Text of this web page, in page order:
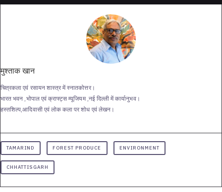
मुश्ताक खान
चित्रकला एवं रसायन शास्त्र में स्नातकोत्तर।
भारत भवन ,भोपाल एवं क्राफ्ट्स म्यूजियम ,नई दिल्ली में कार्यानुभव।
हस्तशिल्प,आदिवासी एवं लोक कला पर शोध एवं लेखन।
TAMARIND FOREST PRODUCE ENVIRONMENT
CHHATTISGARH